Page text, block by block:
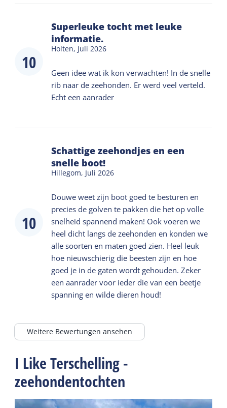
10
Superleuke tocht met leuke
informatie.
Holten, Juli 2026
Geen idee wat ik kon verwachten! In de snelle
rib naar de zeehonden. Er werd veel verteld.
Echt een aanrader
10
Schattige zeehondjes en een
snelle boot!
Hillegom, Juli 2026
Douwe weet zijn boot goed te besturen en
precies de golven te pakken die het op volle
snelheid spannend maken! Ook voeren we
heel dicht langs de zeehonden en konden we
alle soorten en maten goed zien. Heel leuk
hoe nieuwschierig die beesten zijn en hoe
goed je in de gaten wordt gehouden. Zeker
een aanrader voor ieder die van een beetje
spanning en wilde dieren houd!
Weitere Bewertungen ansehen
I Like Terschelling -
zeehondentochten